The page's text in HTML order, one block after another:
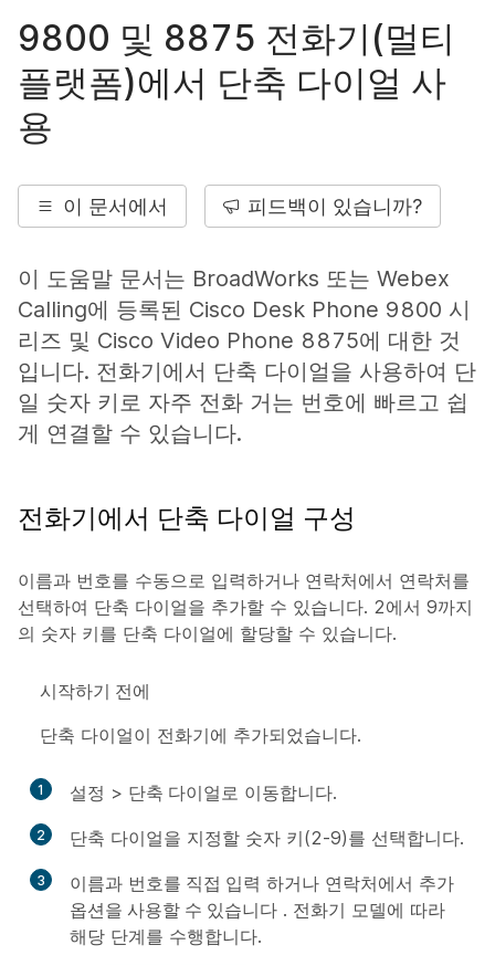
9800 및 8875 전화기(멀티
플랫폼)에서 단축 다이얼 사
용
이 문서에서 피드백이 있습니까?
이 도움말 문서는 BroadWorks 또는 Webex
Calling에 등록된 Cisco Desk Phone 9800 시
리즈 및 Cisco Video Phone 8875에 대한 것
입니다. 전화기에서 단축 다이얼을 사용하여 단
일 숫자 키로 자주 전화 거는 번호에 빠르고 쉽
게 연결할 수 있습니다.
전화기에서 단축 다이얼 구성
이름과 번호를 수동으로 입력하거나 연락처에서 연락처를
선택하여 단축 다이얼을 추가할 수 있습니다. 2에서 9까지
의 숫자 키를 단축 다이얼에 할당할 수 있습니다.
시작하기 전에
단축 다이얼이 전화기에 추가되었습니다.
1 설정 > 단축 다이얼로 이동합니다.
2 단축 다이얼을 지정할 숫자 키(2-9)를 선택합니다.
3 이름과 번호를 직접 입력 하거나 연락처에서 추가
옵션을 사용할 수 있습니다 . 전화기 모델에 따라
해당 단계를 수행합니다.